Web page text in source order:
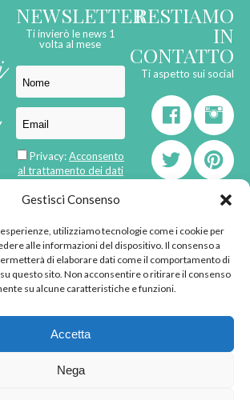
Gestisci Consenso
utilizziamo tecnologie come i cookie per
alle informazioni del dispositivo. Il consenso a
di elaborare dati come il comportamento di
questo sito. Non acconsentire o ritirare il consenso
su alcune caratteristiche e funzioni.
Accetta
Nega
NEWSLETTER
Ti invierò le news 1
volta al mese
Privacy:Acconsento
al trattamento dei dati
RESTIAMO
IN
CONTATTO
Ti aspetto sui social
born inMaMaStudiOs